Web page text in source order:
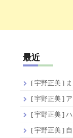
最近
[ 宇野正美 ]
[ 宇野正美 ]
[ 宇野正美 ]
[ 宇野正美 ]